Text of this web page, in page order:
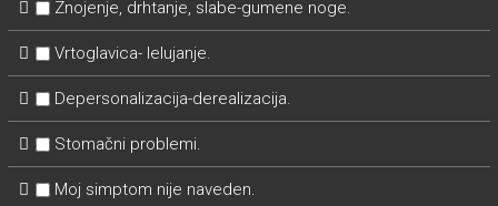
Znojenje, drhtanje, slabe-gumene noge.
Vrtoglavica- lelujanje.
Depersonalizacija-derealizacija.
Stomačni problemi.
Moj simptom nije naveden.